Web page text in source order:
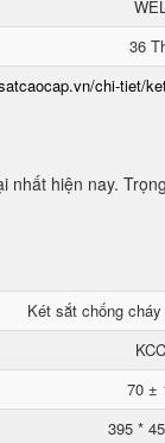
36
chi-tiet/
hiện nay.
Két sắt chống
70 ±
395 *